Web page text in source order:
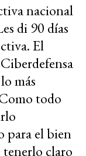
nacional
di 90 días
El
más
todo
para el bien
claro